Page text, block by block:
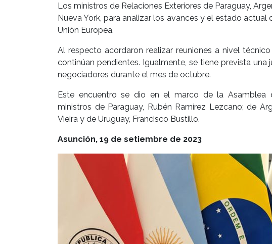
Los ministros de Relaciones Exteriores de Paraguay,
Nueva York, para analizar los avances y el estado
Unión Europea.
Al respecto acordaron realizar reuniones a nivel
continúan pendientes. Igualmente, se tiene prevista
negociadores durante el mes de octubre.
Este encuentro se dio en el marco de la Asamblea
ministros de Paraguay, Rubén Ramírez Lezcano; de
Vieira y de Uruguay, Francisco Bustillo.
Asunción, 19 de setiembre de 2023